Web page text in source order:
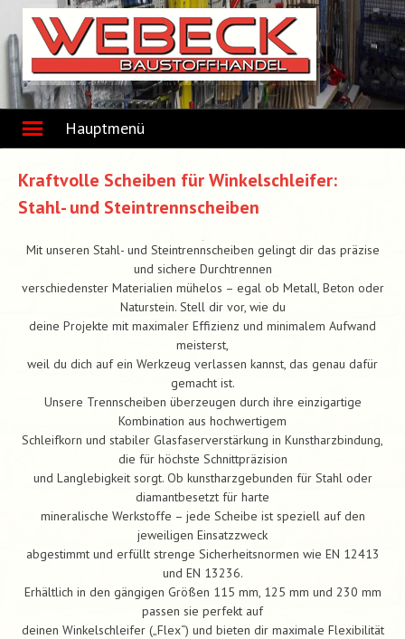
content
Hauptmenü
Kraftvolle Scheiben für Winkelschleifer:
Stahl- und Steintrennscheiben
Mit unseren Stahl- und Steintrennscheiben gelingt dir das präzise
und sichere Durchtrennen
verschiedenster Materialien mühelos – egal ob Metall, Beton oder
Naturstein. Stell dir vor, wie du
deine Projekte mit maximaler Effizienz und minimalem Aufwand
meisterst,
weil du dich auf ein Werkzeug verlassen kannst, das genau dafür
gemacht ist.
Unsere Trennscheiben überzeugen durch ihre einzigartige
Kombination aus hochwertigem
Schleifkorn und stabiler Glasfaserverstärkung in Kunstharzbindung,
die für höchste Schnittpräzision
und Langlebigkeit sorgt. Ob kunstharzgebunden für Stahl oder
diamantbesetzt für harte
mineralische Werkstoffe – jede Scheibe ist speziell auf den
jeweiligen Einsatzzweck
abgestimmt und erfüllt strenge Sicherheitsnormen wie EN 12413
und EN 13236.
Erhältlich in den gängigen Größen 115 mm, 125 mm und 230 mm
passen sie perfekt auf
deinen Winkelschleifer („Flex“) und bieten dir maximale Flexibilität